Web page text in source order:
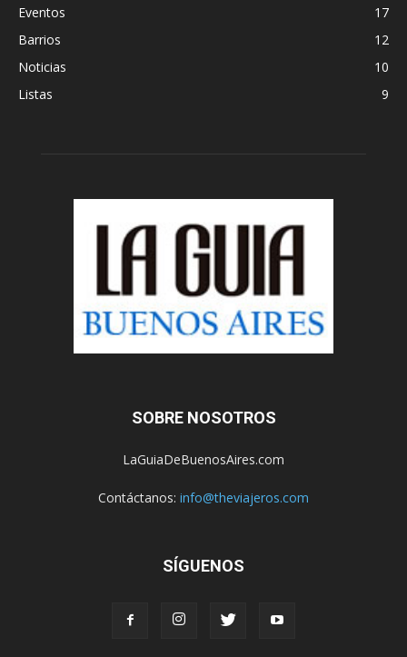
Eventos
17
Barrios
12
Noticias
10
Listas
9
SOBRE NOSOTROS
LaGuiaDeBuenosAires.com
Contáctanos: info@theviajeros.com
SÍGUENOS